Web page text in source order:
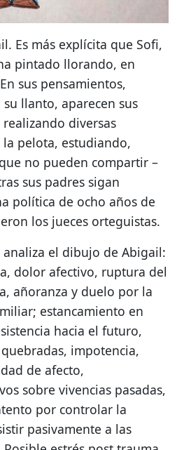
Es más explícita que Sofi,
pintado llorando, en
sus pensamientos,
llanto, aparecen sus
diversas
pelota, estudiando,
no pueden compartir –
sus padres sigan
política de ocho años de
los jueces orteguistas.
analiza el dibujo de Abigail:
dolor afectivo, ruptura del
añoranza y duelo por la
estancamiento en
hacia el futuro,
impotencia,
de afecto,
sobre vivencias pasadas,
por controlar la
pasivamente a las